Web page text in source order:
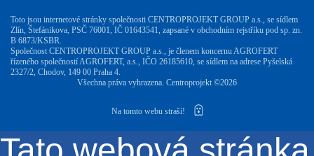
Toto jsou internetové stránky společnosti CENTROPROJEKT GROUP a.s., se sídlem
Zlín, Štefánikova, PSČ 76001, IČ 01643541, zapsané v obchodním rejstříku pod sp. zn.
B 6873/KSBR.
Společnost CENTROPROJEKT GROUP a.s., je členem koncernu AGROFERT
řízeného společností AGROFERT, a.s., IČO 26185610, se sídlem na adrese Pyšelská
2327/2, Chodov, 149 00 Praha 4.
Všechna práva vyhrazena. Centroprojekt ©2026
Na tomto webu straší!